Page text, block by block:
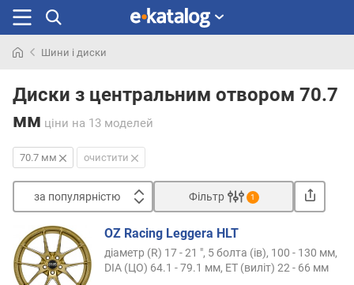
раніше
Шини і диски
Диски з центральним отвором 70.7
мм ціни на 13 моделей
70.7 мм очистити
за популярністю
а
п
Фільтр 1
OZ Racing Leggera HLT
діаметр (R) 17 - 21 ", 5 болта (ів), 100 - 130 мм,
DIA (ЦО) 64.1 - 79.1 мм, ET (виліт) 22 - 66 мм